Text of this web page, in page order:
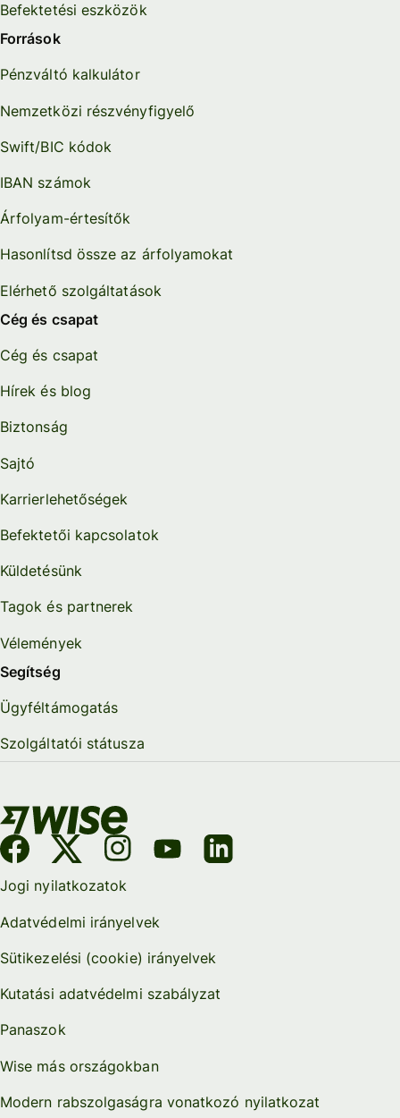
Befektetési eszközök
Források
Pénzváltó kalkulátor
Nemzetközi részvényfigyelő
Swift/BIC kódok
IBAN számok
Árfolyam-értesítők
Hasonlítsd össze az árfolyamokat
Elérhető szolgáltatások
Cég és csapat
Cég és csapat
Hírek és blog
Biztonság
Sajtó
Karrierlehetőségek
Befektetői kapcsolatok
Küldetésünk
Tagok és partnerek
Vélemények
Segítség
Ügyféltámogatás
Szolgáltatói státusza
Jogi nyilatkozatok
Adatvédelmi irányelvek
Sütikezelési (cookie) irányelvek
Kutatási adatvédelmi szabályzat
Panaszok
Wise más országokban
Modern rabszolgaságra vonatkozó nyilatkozat